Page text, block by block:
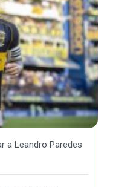
a Leandro Paredes